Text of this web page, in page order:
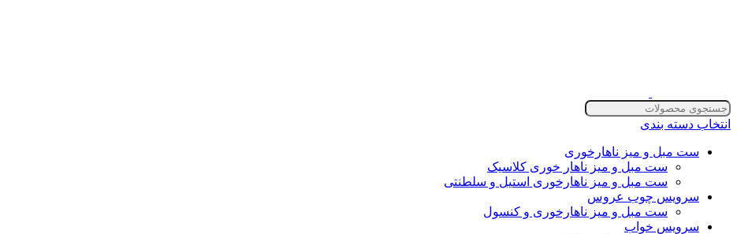
انتخاب دسته بندی
ست مبل و میز ناهارخوری
ست مبل و میز ناهار خوری کلاسیک
ست مبل و میز ناهارخوری استیل و سلطنتی
سرویس چوب عروس
ست مبل و میز ناهارخوری و کنسول
سرویس خواب